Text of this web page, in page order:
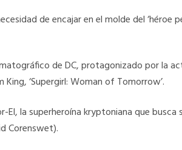
de encajar en el molde del ‘héroe
de DC, protagonizado por la
‘Supergirl: Woman of Tomorrow’.
El, la superheroína kryptoniana que
Corenswet).